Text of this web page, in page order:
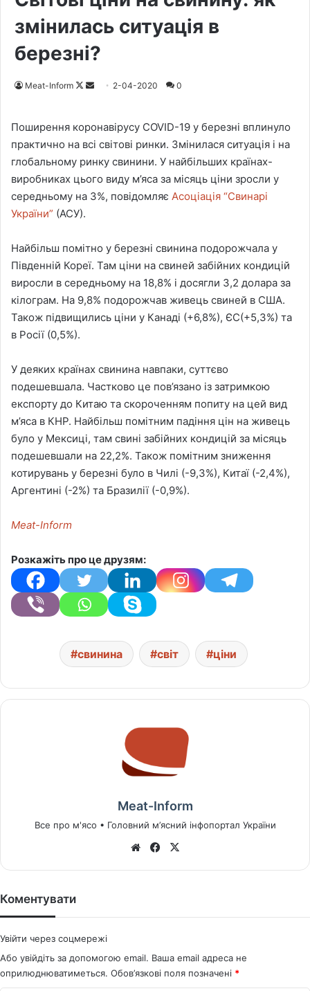
змінилась ситуація в
березні?
Meat-Inform
F
l
o
w
o
n
a
n
e
m
l
2-04-2020 0
Поширення коронавірусу COVID-19 у березні вплинуло
практично на всі світові ринки. Змінилася ситуація і на
глобальному ринку свинини. У найбільших країнах-
виробниках цього виду м’яса за місяць ціни зросли у
середньому на 3%, повідомляє Асоціація “Свинарі
України” (АСУ).
Найбільш помітно у березні свинина подорожчала у
Південній Кореї. Там ціни на свиней забійних кондицій
виросли в середньому на 18,8% і досягли 3,2 долара за
кілограм. На 9,8% подорожчав живець свиней в США.
Також підвищились ціни у Канаді (+6,8%), ЄС(+5,3%) та
в Росії (0,5%).
У деяких країнах свинина навпаки, суттєво
подешевшала. Частково це пов’язано із затримкою
експорту до Китаю та скороченням попиту на цей вид
м’яса в КНР. Найбільш помітним падіння цін на живець
було у Мексиці, там свині забійних кондицій за місяць
подешевшали на 22,2%. Також помітним зниження
котирувань у березні було в Чилі (-9,3%), Китаї (-2,4%),
Аргентині (-2%) та Бразилії (-0,9%).
Meat-Inform
Розкажіть про це друзям:
свинина світ ціни
Meat-Inform
Все про м'ясо • Головний м’ясний інфопортал України
We
Fa
Коментувати
Увійти через соцмережі
Або увійдіть за допомогою email. Ваша email адреса не
оприлюднюватиметься. Обов’язкові поля позначені *